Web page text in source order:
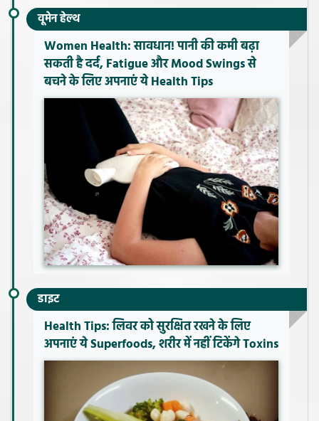
वूमेन हेल्थ
Women Health: सावधान! पानी की कमी बढ़ा
सकती है दर्द, Fatigue और Mood Swings से
बचने के लिए अपनाएं ये Health Tips
डाइट
Health Tips: लिवर को सुरक्षित रखने के लिए
अपनाएं ये Superfoods, शरीर में नहीं टिकेंगे Toxins